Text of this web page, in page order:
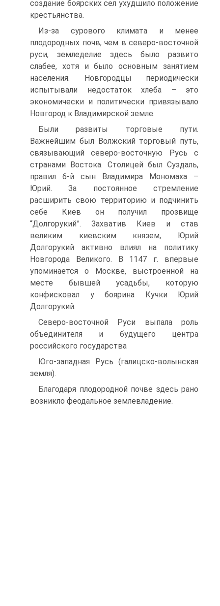
создание боярских сел ухудшило положение
крестьянства.
Из-за сурового климата и менее
плодородных почв, чем в северо-восточной
руси, земледелие здесь было развито
слабее, хотя и было основным занятием
населения. Новгородцы периодически
испытывали недостаток хлеба – это
экономически и политически привязывало
Новгород к Владимирской земле.
Были развиты торговые пути.
Важнейшим был Волжский торговый путь,
связывающий северо-восточную Русь с
странами Востока. Столицей был Суздаль,
правил 6-й сын Владимира Мономаха –
Юрий. За постоянное стремление
расширить свою территорию и подчинить
себе Киев он получил прозвище
“Долгорукий”. Захватив Киев и став
великим киевским князем, Юрий
Долгорукий активно влиял на политику
Новгорода Великого. В 1147 г. впервые
упоминается о Москве, выстроенной на
месте бывшей усадьбы, которую
конфисковал у боярина Кучки Юрий
Долгорукий.
Северо-восточной Руси выпала роль
объединителя и будущего центра
российского государства
Юго-западная Русь (галицско-волынская
земля).
Благодаря плодородной почве здесь рано
возникло феодальное землевладение.